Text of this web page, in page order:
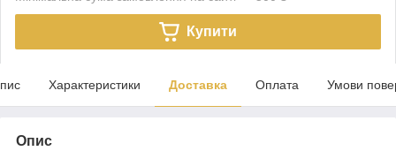
Купити
Характеристики Доставка Оплата Умови
Опис